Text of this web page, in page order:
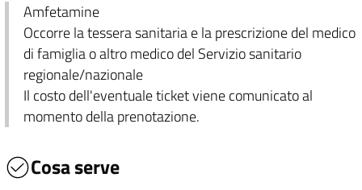
Amfetamine
Occorre la tessera sanitaria e la prescrizione del medico
di famiglia o altro medico del Servizio sanitario
regionale/nazionale
Il costo dell'eventuale ticket viene comunicato al
momento della prenotazione.
Cosa serve